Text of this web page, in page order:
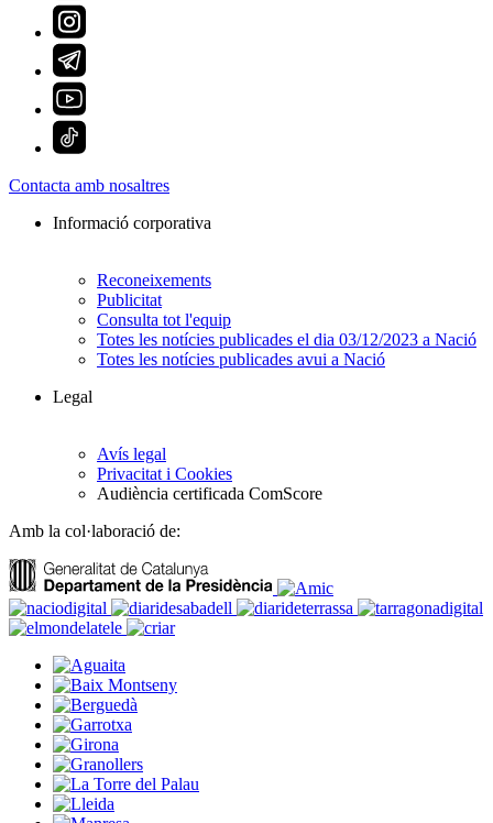
Contacta amb nosaltres
Informació corporativa
Reconeixements
Publicitat
Consulta tot l'equip
Totes les notícies publicades el dia 03/12/2023 a Nació
Totes les notícies publicades avui a Nació
Legal
Avís legal
Privacitat i Cookies
Audiència certificada ComScore
Amb la col·laboració de: